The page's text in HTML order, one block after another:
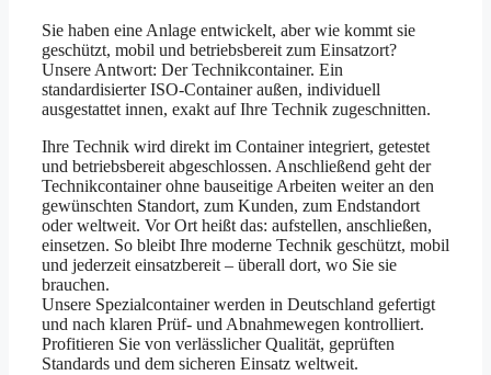
Sie haben eine Anlage entwickelt, aber wie kommt sie
geschützt, mobil und betriebsbereit zum Einsatzort?
Unsere Antwort: Der Technikcontainer. Ein
standardisierter ISO-Container außen, individuell
ausgestattet innen, exakt auf Ihre Technik zugeschnitten.
Ihre Technik wird direkt im Container integriert, getestet
und betriebsbereit abgeschlossen. Anschließend geht der
Technikcontainer ohne bauseitige Arbeiten weiter an den
gewünschten Standort, zum Kunden, zum Endstandort
oder weltweit. Vor Ort heißt das: aufstellen, anschließen,
einsetzen. So bleibt Ihre moderne Technik geschützt, mobil
und jederzeit einsatzbereit – überall dort, wo Sie sie
brauchen.
Unsere Spezialcontainer werden in Deutschland gefertigt
und nach klaren Prüf- und Abnahmewegen kontrolliert.
Profitieren Sie von verlässlicher Qualität, geprüften
Standards und dem sicheren Einsatz weltweit.